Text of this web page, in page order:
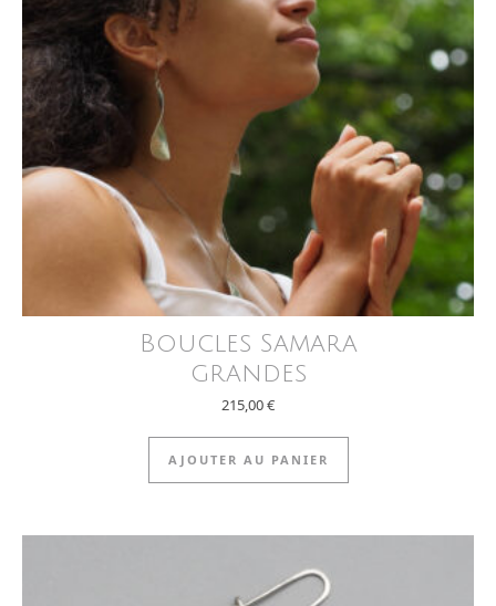
Boucles Samara
grandes
215,00€
AJOUTER AU PANIER